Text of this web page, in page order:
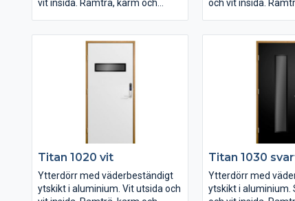
vit insida. Ramträ, karm och
U-värde 0,69
Låshus ASSA Connect 2500
Levereras i låda av plywood.
och vit insida.
U-värde 0,69
Låshus ASSA
Titan 1020 vit
Ytterdörr med väderbeständigt
ytskikt i aluminium. Vit utsida och
Titan 1030
Ytterdörr med
ytskikt i aluminium.